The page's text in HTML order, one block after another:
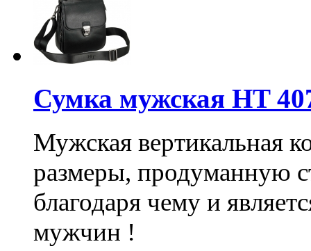
Сумка мужская HT
Мужская вертикальная
размеры, продуманную
благодаря чему и
мужчин !